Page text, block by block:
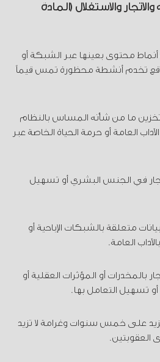
والاستغلال (المادة
أنماط محتوى بعينها عبر الشبكة أو
تخدم أنشطة محظورة تمس قيماً
أو تخزين ما من شأنه المساس بالنظام
العامة أو حرمة الحياة الخاصة عبر
في الجنس البشري أو تسهيل
متعلقة بالشبكات الإباحية أو
العامة.
بالمخدرات أو المؤثرات العقلية أو
تسهيل التعامل بها.
على خمس سنوات وغرامة لا تزيد